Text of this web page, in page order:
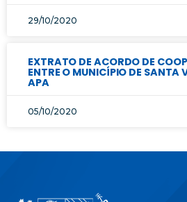
29/10/2020
EXTRATO DE ACORDO DE
ENTRE O MUNICÍPIO DE SANTA
APA
05/10/2020